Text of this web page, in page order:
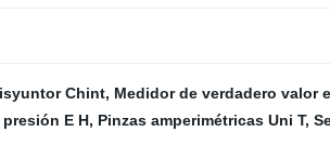
Chint, Medidor de verdadero valor
E H, Pinzas amperimétricas Uni T,